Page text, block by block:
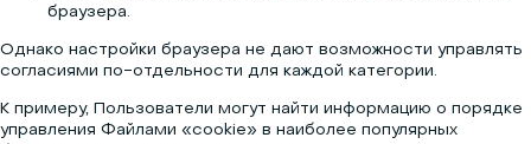
браузера.
Однако настройки браузера не дают возможности управлять
согласиями по-отдельности для каждой категории.
К примеру, Пользователи могут найти информацию о порядке
управления Файлами «cookie» в наиболее популярных